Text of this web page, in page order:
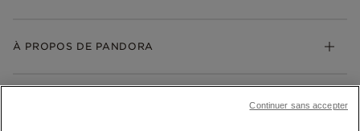
Trouver une boutique
Échanges et retours
Garantie
Gravure
À PROPOS DE PANDORA
Continuer sans accepter